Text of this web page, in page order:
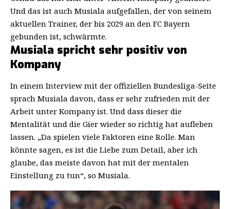
Und das ist auch Musiala aufgefallen, der von seinem
aktuellen Trainer, der bis 2029 an den FC Bayern
gebunden ist, schwärmte.
Musiala spricht sehr positiv von
Kompany
In einem Interview mit der offiziellen Bundesliga-Seite
sprach Musiala davon, dass er sehr zufrieden mit der
Arbeit unter Kompany ist. Und dass dieser die
Mentalität und die Gier wieder so richtig hat aufleben
lassen. „Da spielen viele Faktoren eine Rolle. Man
könnte sagen, es ist die Liebe zum Detail, aber ich
glaube, das meiste davon hat mit der mentalen
Einstellung zu tun“, so Musiala.